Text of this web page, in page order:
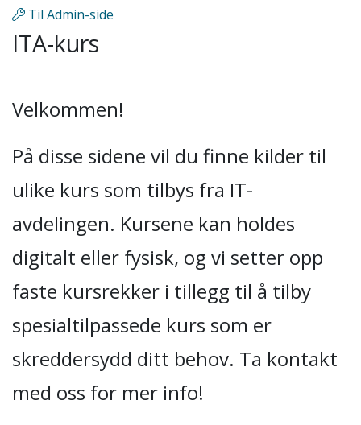
Til Admin-side
ITA-kurs
Velkommen!
På disse sidene vil du finne kilder til
ulike kurs som tilbys fra IT-
avdelingen. Kursene kan holdes
digitalt eller fysisk, og vi setter opp
faste kursrekker i tillegg til å tilby
spesialtilpassede kurs som er
skreddersydd ditt behov. Ta kontakt
med oss for mer info!